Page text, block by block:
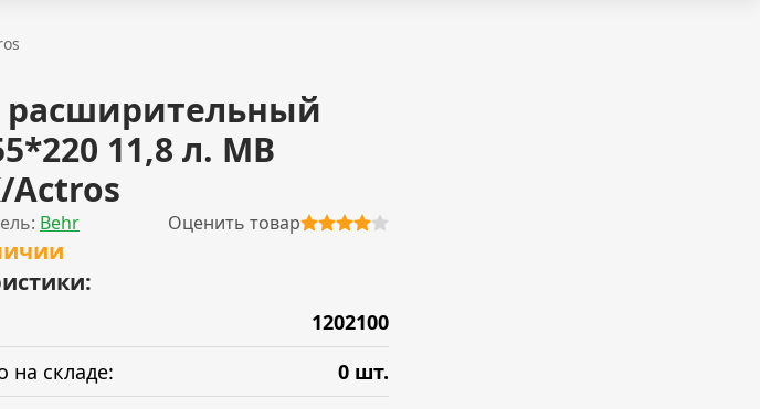
расширительный
11,8 л. MB
Actros
Behr Оценить товар
1202100
на складе:
0 шт.